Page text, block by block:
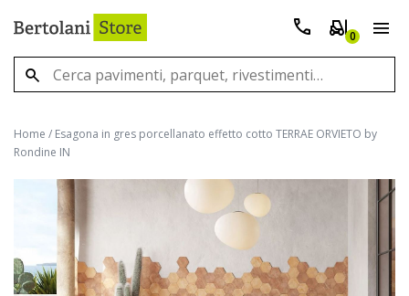
0
Home / Esagona in gres porcellanato effetto cotto TERRAE ORVIETO by
Rondine IN